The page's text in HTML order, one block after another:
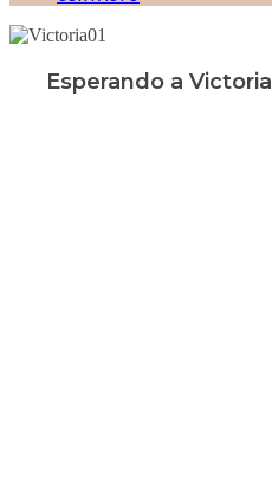
Esperando a Victoria